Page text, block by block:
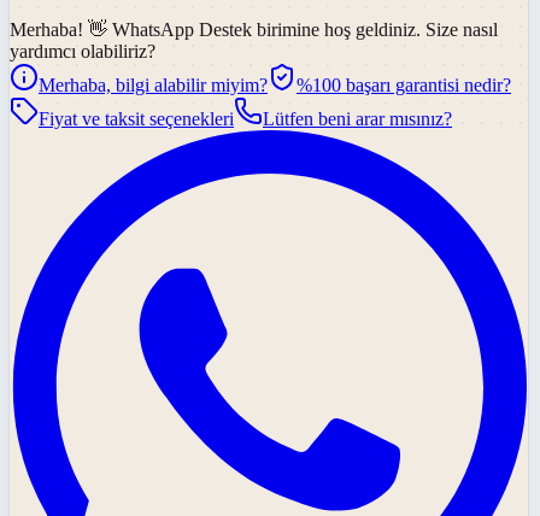
Merhaba! 👋 WhatsApp Destek birimine hoş geldiniz. Size nasıl
yardımcı olabiliriz?
Merhaba, bilgi alabilir miyim?
%100 başarı garantisi nedir?
Fiyat ve taksit seçenekleri
Lütfen beni arar mısınız?